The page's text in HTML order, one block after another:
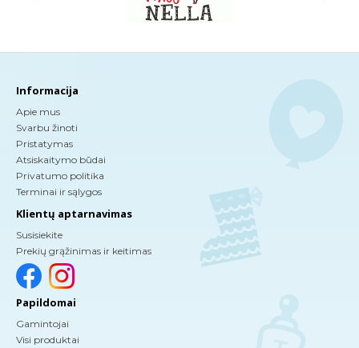
Informacija
Apie mus
Svarbu žinoti
Pristatymas
Atsiskaitymo būdai
Privatumo politika
Terminai ir sąlygos
Klientų aptarnavimas
Susisiekite
Prekių grąžinimas ir keitimas
Papildomai
Gamintojai
Visi produktai